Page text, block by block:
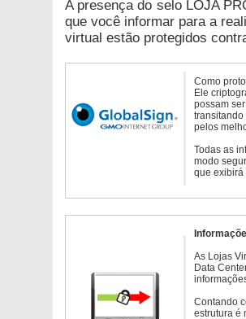
A presença do selo LOJA
que você informar para a
virtual estão protegidos
Como
Ele
possam
transitando
pelos
Todas as
modo
que exibirá
As Lojas
Data
Contando
estrutura é